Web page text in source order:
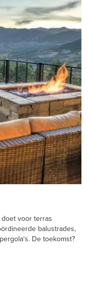
voor terras
balustrades,
De toekomst?